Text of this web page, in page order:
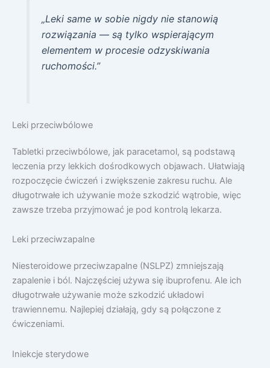
„Leki same w sobie nigdy nie stanowią
rozwiązania — są tylko wspierającym
elementem w procesie odzyskiwania
ruchomości.”
Leki przeciwbólowe
Tabletki przeciwbólowe, jak paracetamol, są podstawą
leczenia przy lekkich dośrodkowych objawach. Ułatwiają
rozpoczęcie ćwiczeń i zwiększenie zakresu ruchu. Ale
długotrwałe ich używanie może szkodzić wątrobie, więc
zawsze trzeba przyjmować je pod kontrolą lekarza.
Leki przeciwzapalne
Niesteroidowe przeciwzapalne (NSLPZ) zmniejszają
zapalenie i ból. Najczęściej używa się ibuprofenu. Ale ich
długotrwałe używanie może szkodzić układowi
trawiennemu. Najlepiej działają, gdy są połączone z
ćwiczeniami.
Iniekcje sterydowe